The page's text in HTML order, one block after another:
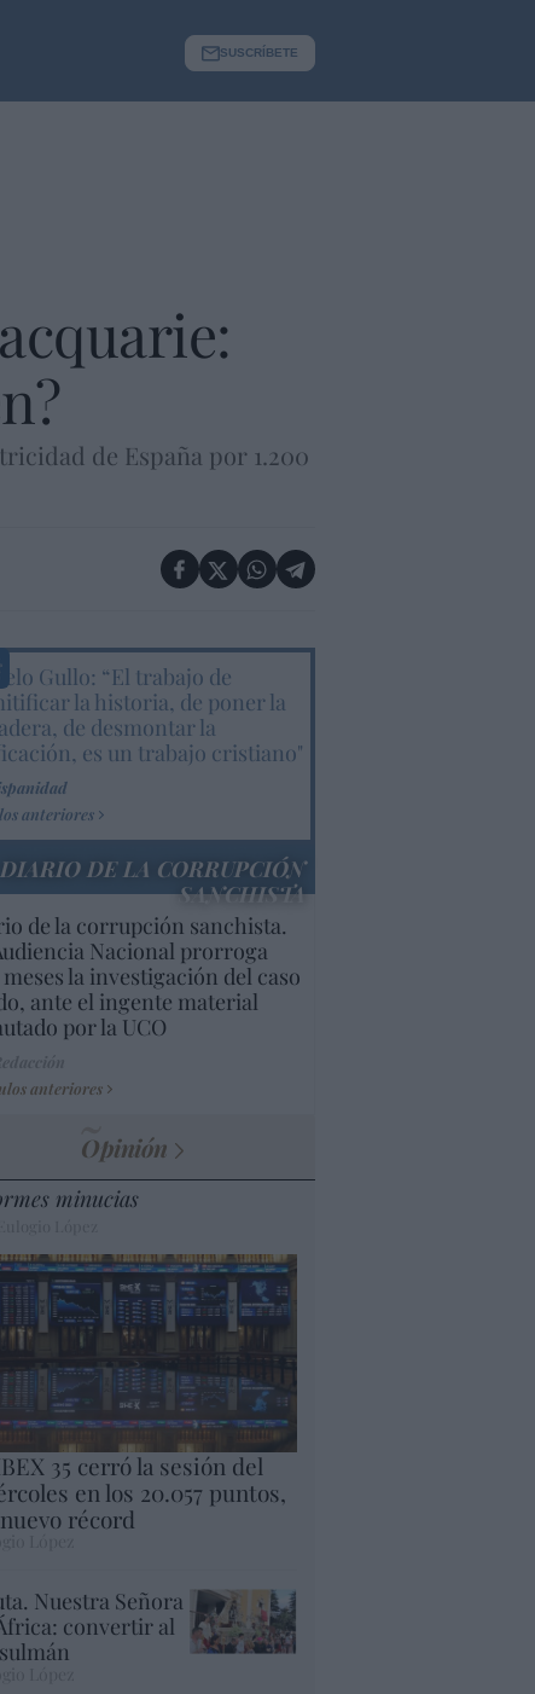
SUSCRÍBETE
de España por 1.200
Gullo: “El trabajo de
la historia, de poner la
de desmontar la
es un trabajo cristiano"
anteriores
DIARIO DE LA CORRUPCIÓN
SANCHISTA
de la corrupción sanchista.
Nacional prorroga
meses la investigación del caso
ante el ingente material
por la UCO
anteriores
Opinión
minucias
35 cerró la sesión del
en los 20.057 puntos,
récord
Nuestra Señora
convertir al